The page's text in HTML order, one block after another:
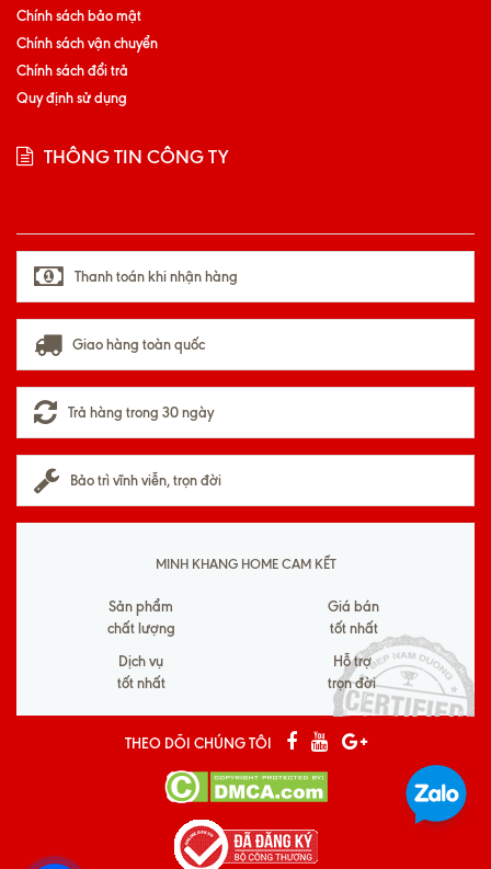
Chính sách bảo mật
Chính sách vận chuyển
Chính sách đổi trả
Quy định sử dụng
THÔNG TIN CÔNG TY
Thanh toán khi nhận hàng
Giao hàng toàn quốc
Trả hàng trong 30 ngày
Bảo trì vĩnh viễn, trọn đời
MINH KHANG HOME CAM KẾT
Sản phẩm
chất lượng
Giá bán
tốt nhất
Dịch vụ
tốt nhất
Hỗ trợ
trọn đời
THEO DÕI CHÚNG TÔI